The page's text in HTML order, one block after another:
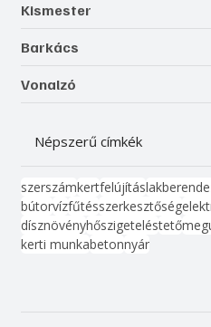
Kismester
Barkács
Vonalzó
Népszerű címkék
szerszámkertfelújítás
bútorvízfűtésszerkesztőség
dísznövényhőszigeteléstető
kerti munkabetonnyár